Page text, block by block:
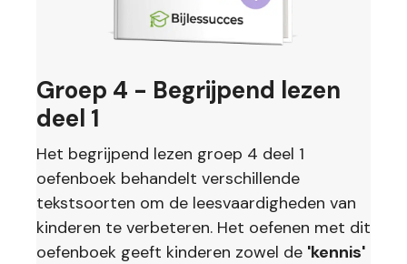
Groep 4 - Begrijpend lezen
deel 1
Het begrijpend lezen groep 4 deel 1
oefenboek behandelt verschillende
tekstsoorten om de leesvaardigheden van
kinderen te verbeteren. Het oefenen met dit
oefenboek geeft kinderen zowel de 'kennis'